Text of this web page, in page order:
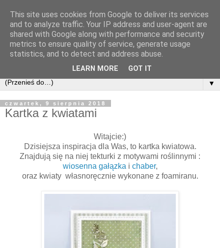
▼
czwartek, 9 sierpnia 2018
Kartka z kwiatami
Witajcie:)
Dzisiejsza inspiracja dla Was, to kartka kwiatowa.
Znajdują się na niej tekturki z motywami roślinnymi :
wiosenna gałązka i chaber,
oraz kwiaty własnoręcznie wykonane z foamiranu.
This site uses cookies from Google to deliver its services
and to analyze traffic. Your IP address and user-agent are
shared with Google along with performance and security
metrics to ensure quality of service, generate usage
statistics, and to detect and address abuse.
LEARN MORE GOT IT